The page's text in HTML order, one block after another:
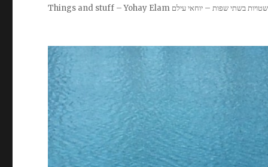
Things and stuff – Yohay Elam שטויות בשתי שפות – יוחאי עילם